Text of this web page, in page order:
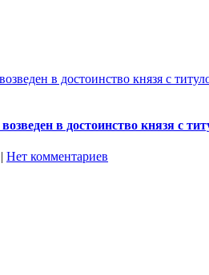
в достоинство князя с
в достоинство князя с
| Нет комментариев